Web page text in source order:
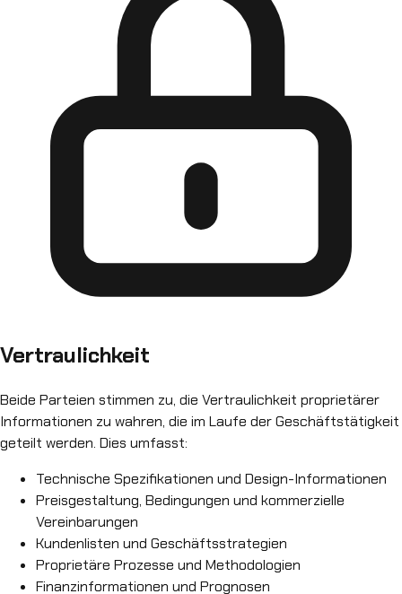
Vertraulichkeit
Beide Parteien stimmen zu, die Vertraulichkeit proprietärer
Informationen zu wahren, die im Laufe der Geschäftstätigkeit
geteilt werden. Dies umfasst:
Technische Spezifikationen und Design-Informationen
Preisgestaltung, Bedingungen und kommerzielle
Vereinbarungen
Kundenlisten und Geschäftsstrategien
Proprietäre Prozesse und Methodologien
Finanzinformationen und Prognosen